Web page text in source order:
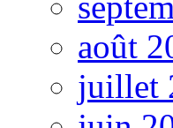
août
juillet